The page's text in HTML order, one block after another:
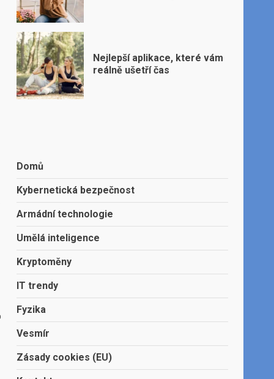
Nejlepší aplikace, které vám
reálně ušetří čas
Domů
Kybernetická bezpečnost
Armádní technologie
Umělá inteligence
Kryptoměny
IT trendy
Fyzika
Vesmír
Zásady cookies (EU)